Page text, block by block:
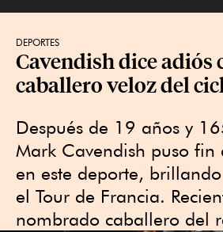
DEPORTES
Cavendish dice adiós
caballero veloz del
Después de 19 años y
Mark Cavendish puso fin
en este deporte,
el Tour de Francia.
nombrado caballero del